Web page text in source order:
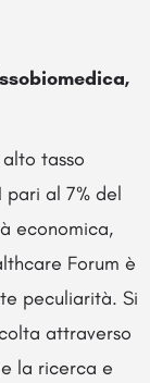
tasso
pari al 7% del
economica,
Forum è
peculiarità. Si
attraverso
la ricerca e